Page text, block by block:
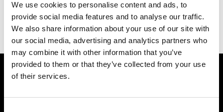
We use cookies to personalise content and ads, to
provide social media features and to analyse our traffic.
We also share information about your use of our site with
our social media, advertising and analytics partners who
may combine it with other information that you’ve
provided to them or that they’ve collected from your use
of their services.
zurück:oversize pressing 168mm
nächster:
how to install the waste system (pushfitting)
LAB